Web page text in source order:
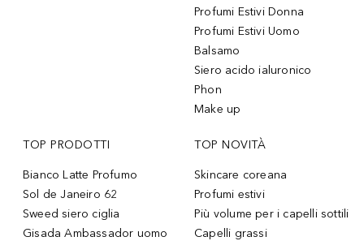
Profumi Estivi Donna
Profumi Estivi Uomo
Balsamo
Siero acido ialuronico
Phon
Make up
TOP PRODOTTI
Bianco Latte Profumo
Sol de Janeiro 62
Sweed siero ciglia
Gisada Ambassador uomo
TOP NOVITÀ
Skincare coreana
Profumi estivi
Più volume per i capelli sottili
Capelli grassi